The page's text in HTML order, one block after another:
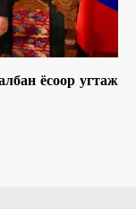
ёсоор угтаж